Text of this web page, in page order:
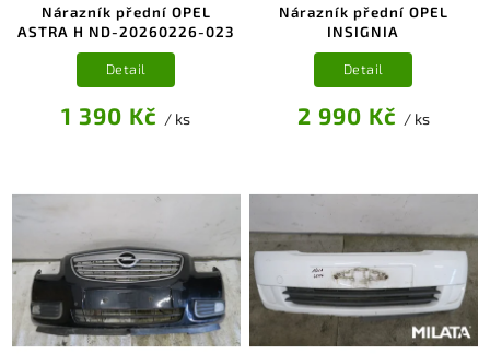
Nárazník přední OPEL
ASTRA H ND-20260226-023
1 390 Kč / ks
Detail
Nárazník přední OPEL
INSIGNIA
2 990 Kč / ks
Detail